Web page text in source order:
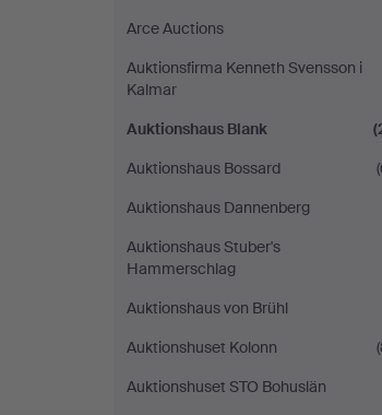
Arce Auctions
Auktionsfirma Kenneth Svensson i
Kalmar
Auktionshaus Blank
Auktionshaus Bossard
Auktionshaus Dannenberg
Auktionshaus Stuber's
Hammerschlag
Auktionshaus von Brühl
Auktionshuset Kolonn
Auktionshuset STO Bohuslän